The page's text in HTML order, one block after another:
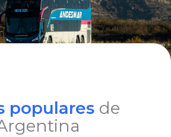
populares de